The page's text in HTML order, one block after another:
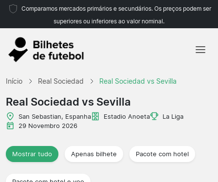
Comparamos mercados primários e secundários. Os preços podem ser
superiores ou inferiores ao valor nominal.
Início Real Sociedad Real Sociedad vs Sevilla
Real Sociedad vs Sevilla
San Sebastian, Espanha Estadio Anoeta
La Liga
29 Novembro 2026
Mostrar tudo Apenas bilhete Pacote com hotel